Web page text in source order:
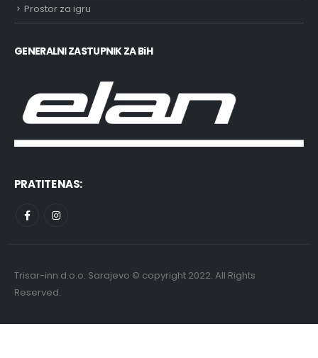
Prostor za igru
GENERALNI ZASTUPNIK ZA BiH
PRATITE NAS:
Trisar-inn d.o.o. Sarajevo © copyright 2022. All Rights
Reserved.